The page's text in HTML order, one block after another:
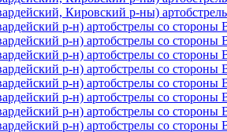
Кировский р-ны)
р-н) артобстрелы со
р-н) артобстрелы со
р-н) артобстрелы со
р-н) артобстрелы со
р-н) артобстрелы со
р-н) артобстрелы со
р-н) артобстрелы со
р-н) артобстрелы со